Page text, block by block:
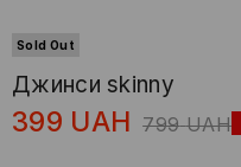
Sold Out
Джинси skinny
399 UAH 799 UAH